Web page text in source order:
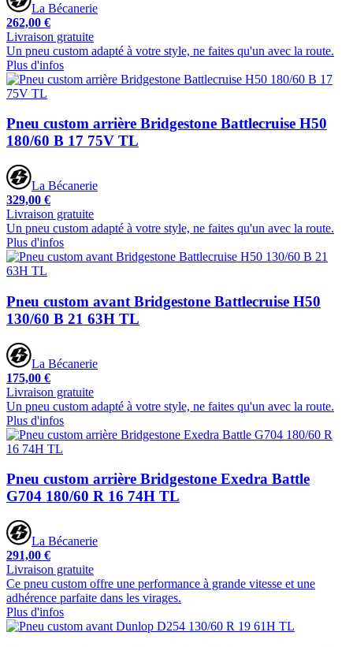
La Bécanerie
262,00 €
Livraison gratuite
Un pneu custom adapté à votre style, ne faites qu'un avec la route.
Plus d'infos
Pneu custom arrière Bridgestone Battlecruise H50
180/60 B 17 75V TL
La Bécanerie
329,00 €
Livraison gratuite
Un pneu custom adapté à votre style, ne faites qu'un avec la route.
Plus d'infos
Pneu custom avant Bridgestone Battlecruise H50
130/60 B 21 63H TL
La Bécanerie
175,00 €
Livraison gratuite
Un pneu custom adapté à votre style, ne faites qu'un avec la route.
Plus d'infos
Pneu custom arrière Bridgestone Exedra Battle
G704 180/60 R 16 74H TL
La Bécanerie
291,00 €
Livraison gratuite
Ce pneu custom offre une performance à grande vitesse et une
adhérence parfaite dans les virages.
Plus d'infos